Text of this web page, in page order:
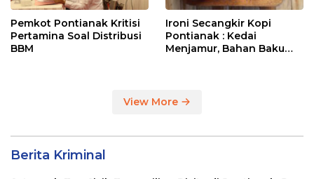
Pemkot Pontianak Kritisi
Pertamina Soal Distribusi
BBM
Ironi Secangkir Kopi
Pontianak : Kedai
Menjamur, Bahan Baku
View More
Berita Kriminal